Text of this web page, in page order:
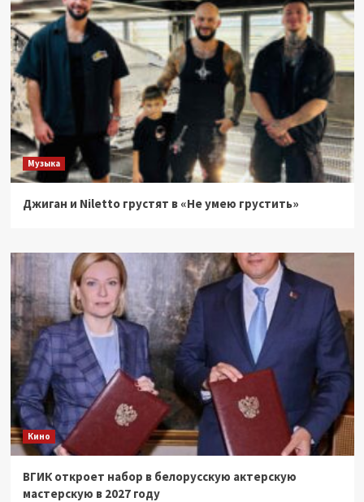
Музыка
Джиган и Niletto грустят в «Не умею грустить»
Кино
ВГИК откроет набор в белорусскую актерскую
мастерскую в 2027 году